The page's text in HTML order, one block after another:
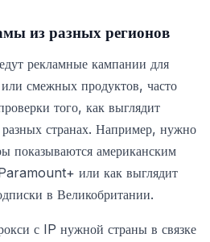
из разных регионов
рекламные кампании для
смежных продуктов, часто
того, как выглядит
странах. Например, нужно
показываются американским
Paramount+ или как выглядит
в Великобритании.
с IP нужной страны в связке